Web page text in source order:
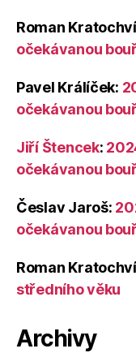
Roman
očekávanou
Pavel Králíček:
očekávanou
Jiří Štencek:
očekávanou
Česlav Jaroš:
očekávanou
Roman
středního věku
Archivy